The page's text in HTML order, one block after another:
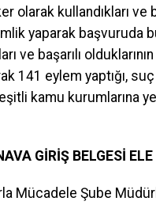
olarak kullandıkları ve
yaparak başvuruda
ve başarılı
141 eylem yaptığı,
kamu kurumlarına
GİRİŞ BELGESİ
Mücadele Şube